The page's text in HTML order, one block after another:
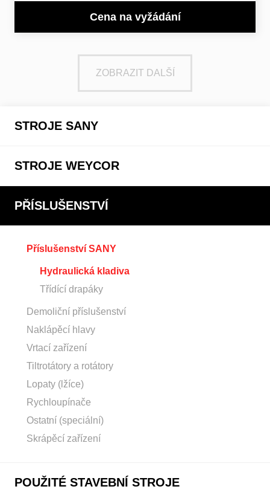
Cena na vyžádání
ZOBRAZIT DALŠÍ
STROJE SANY
STROJE WEYCOR
PŘÍSLUŠENSTVÍ
Příslušenství SANY
Hydraulická kladiva
Třídící drapáky
Demoliční příslušenství
Naklápěcí hlavy
Vrtací zařízení
Tiltrotátory a rotátory
Lopaty (lžíce)
Rychloupínače
Ostatní (speciální)
Skrápěcí zařízení
POUŽITÉ STAVEBNÍ STROJE